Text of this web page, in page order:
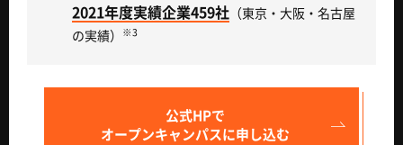
2021年度実績企業459社 （東京・大阪・名古屋
の実績）
※3
公式HPで
オープンキャンパスに申し込む